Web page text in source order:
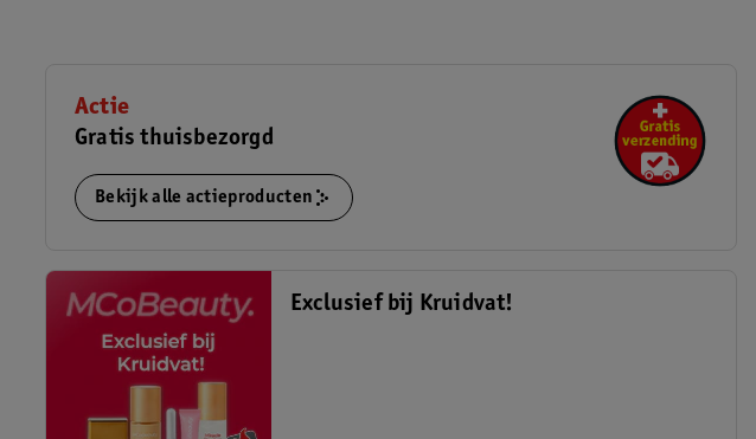
Actie
Gratis thuisbezorgd
Bekijk alle actieproducten
Exclusief bij Kruidvat!